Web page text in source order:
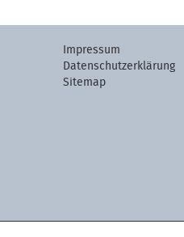
Impressum
Datenschutzerklärung
Sitemap